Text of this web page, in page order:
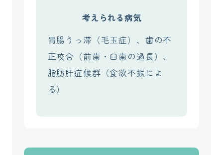
考えられる病気
胃腸うっ滞（毛玉症）、歯の不
正咬合（前歯・臼歯の過長）、
脂肪肝症候群（食欲不振によ
る）